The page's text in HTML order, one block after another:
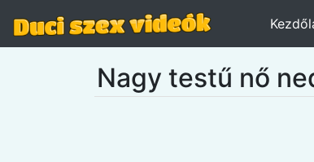
Nagy testű nő